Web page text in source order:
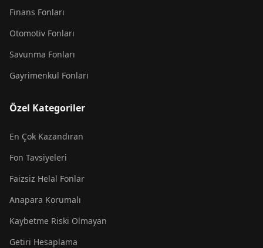
Finans Fonları
Otomotiv Fonları
Savunma Fonları
Gayrimenkul Fonları
Özel Kategoriler
En Çok Kazandıran
Fon Tavsiyeleri
Faizsiz Helal Fonlar
Anapara Korumalı
Kaybetme Riski Olmayan
Getiri Hesaplama